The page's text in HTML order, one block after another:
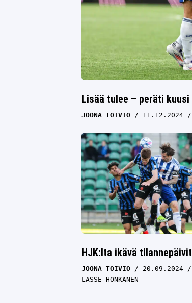
Lisää tulee – peräti
JOONA TOIVIO 11.12.2024
HJK:lta ikävä
JOONA TOIVIO
20.09.2024
LASSE HONKANEN